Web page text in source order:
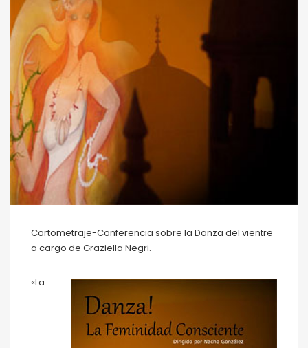
Cortometraje-Conferencia sobre la Danza del vientre
a cargo de Graziella Negri.
«La